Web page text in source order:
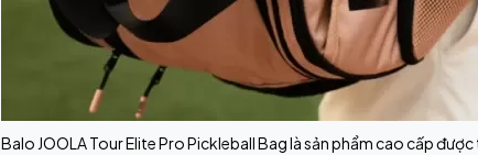
Balo JOOLA Tour Elite Pro Pickleball Bag là sản phẩm cao cấp